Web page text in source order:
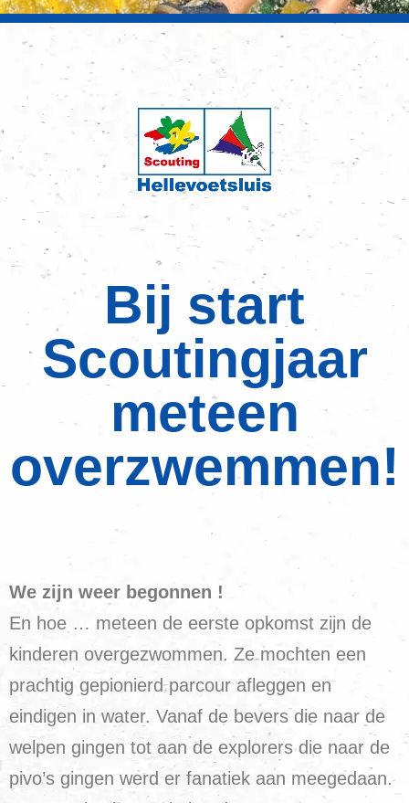
Bij start
Scoutingjaar
meteen
overzwemmen!
We zijn weer begonnen !
En hoe … meteen de eerste opkomst zijn de
kinderen overgezwommen. Ze mochten een
prachtig gepionierd parcour afleggen en
eindigen in water. Vanaf de bevers die naar de
welpen gingen tot aan de explorers die naar de
pivo’s gingen werd er fanatiek aan meegedaan.